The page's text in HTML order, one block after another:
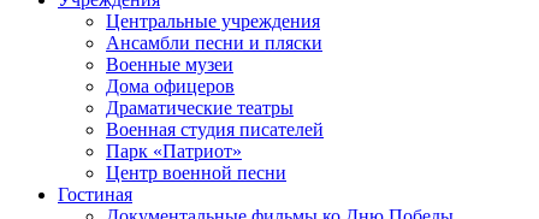
Центральные учреждения
Ансамбли песни и пляски
Военные музеи
Дома офицеров
Драматические театры
Военная студия писателей
Парк «Патриот»
Центр военной песни
Гостиная